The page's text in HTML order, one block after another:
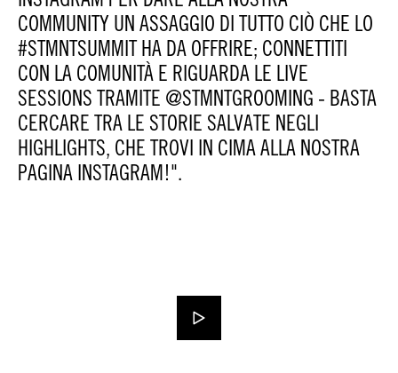
COMMUNITY UN ASSAGGIO DI TUTTO CIÒ CHE LO
#STMNTSUMMIT HA DA OFFRIRE; CONNETTITI
CON LA COMUNITÀ E RIGUARDA LE LIVE
SESSIONS TRAMITE @STMNTGROOMING - BASTA
CERCARE TRA LE STORIE SALVATE NEGLI
HIGHLIGHTS, CHE TROVI IN CIMA ALLA NOSTRA
PAGINA INSTAGRAM!".